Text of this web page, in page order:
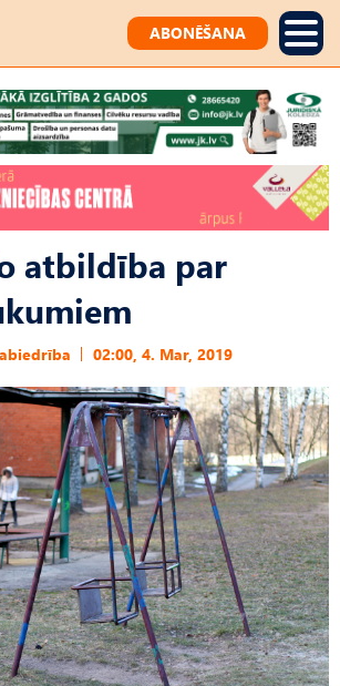
ABONĒŠANA
atbildība par
02:00, 4. Mar, 2019